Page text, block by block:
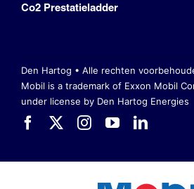
Co2 Prestatieladder
Den Hartog • Alle rechten
Mobil is a trademark of Exxon Mobil
under license by Den Hartog Energies